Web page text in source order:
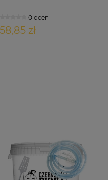
0 ocen
58,85 zł